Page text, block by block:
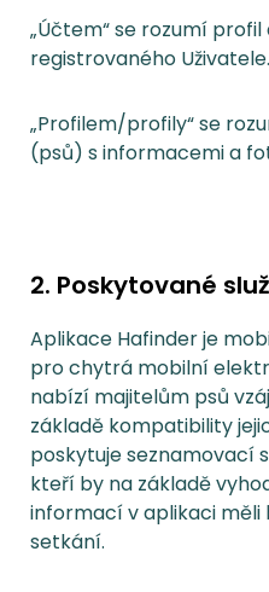
„Účtem“ se rozumí
registrovaného Uživatele.
„Profilem/profily“ se
(psů) s informacemi a
2. Poskytované
Aplikace Hafinder je
pro chytrá mobilní
nabízí majitelům psů
základě kompatibility
poskytuje seznamovací
kteří by na základě
informací v aplikaci
setkání.